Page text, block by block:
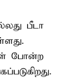
பீடா
போன்ற